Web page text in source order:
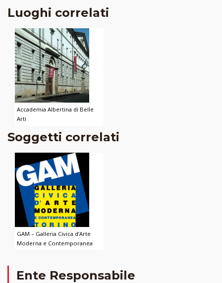
Luoghi correlati
Accademia Albertina di Belle
Arti
Soggetti correlati
GAM – Galleria Civica d’Arte
Moderna e Contemporanea
Ente Responsabile